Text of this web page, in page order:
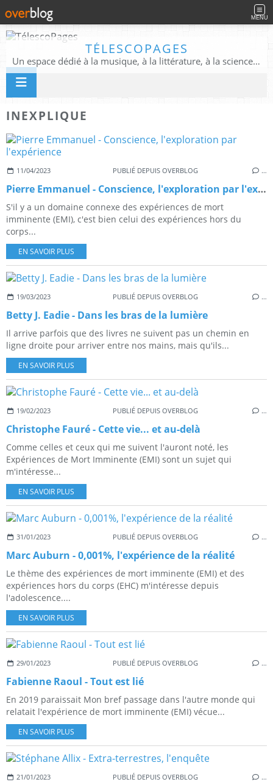
MENU
TÉLESCOPAGES
Un espace dédié à la musique, à la littérature, à la science, à la conscience, et au-delà
INEXPLIQUE
11/04/2023 PUBLIÉ DEPUIS OVERBLOG …
Pierre Emmanuel - Conscience, l'exploration par l'expérience
S'il y a un domaine connexe des expériences de mort
imminente (EMI), c'est bien celui des expériences hors du
corps...
EN SAVOIR PLUS
19/03/2023 PUBLIÉ DEPUIS OVERBLOG …
Betty J. Eadie - Dans les bras de la lumière
Il arrive parfois que des livres ne suivent pas un chemin en
ligne droite pour arriver entre nos mains, mais qu'ils...
EN SAVOIR PLUS
19/02/2023 PUBLIÉ DEPUIS OVERBLOG …
Christophe Fauré - Cette vie... et au-delà
Comme celles et ceux qui me suivent l'auront noté, les
Expériences de Mort Imminente (EMI) sont un sujet qui
m'intéresse...
EN SAVOIR PLUS
31/01/2023 PUBLIÉ DEPUIS OVERBLOG …
Marc Auburn - 0,001%, l'expérience de la réalité
Le thème des expériences de mort imminente (EMI) et des
expériences hors du corps (EHC) m'intéresse depuis
l'adolescence....
EN SAVOIR PLUS
29/01/2023 PUBLIÉ DEPUIS OVERBLOG …
Fabienne Raoul - Tout est lié
En 2019 paraissait Mon bref passage dans l'autre monde qui
relatait l'expérience de mort imminente (EMI) vécue...
EN SAVOIR PLUS
21/01/2023 PUBLIÉ DEPUIS OVERBLOG …